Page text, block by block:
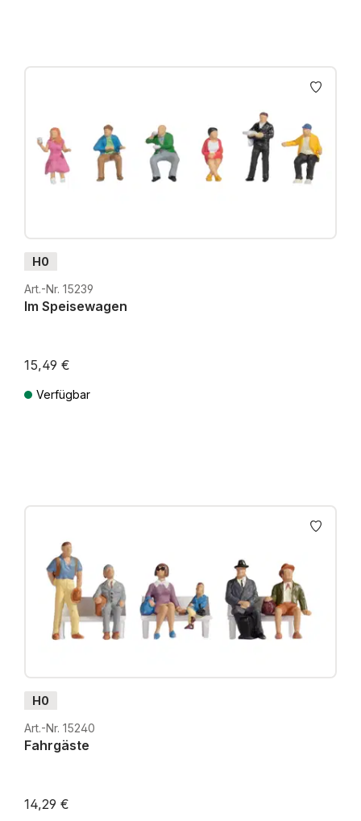
H0
Art.-Nr. 15239
Im Speisewagen
15,49 €
Verfügbar
H0
Art.-Nr. 15240
Fahrgäste
14,29 €